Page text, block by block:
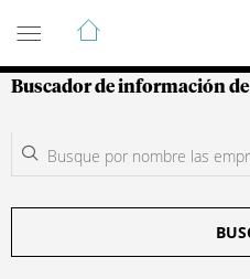
Guía de Empresas
Buscador de información